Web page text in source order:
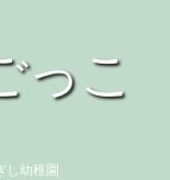
っこ
幼稚園